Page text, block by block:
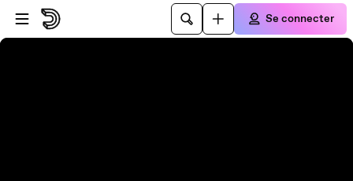
Passer au player
Passer au contenu principal
Se connecter